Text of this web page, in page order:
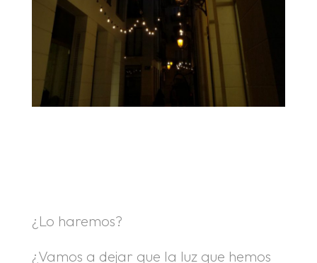
¿Lo haremos?
¿Vamos a dejar que la luz que hemos